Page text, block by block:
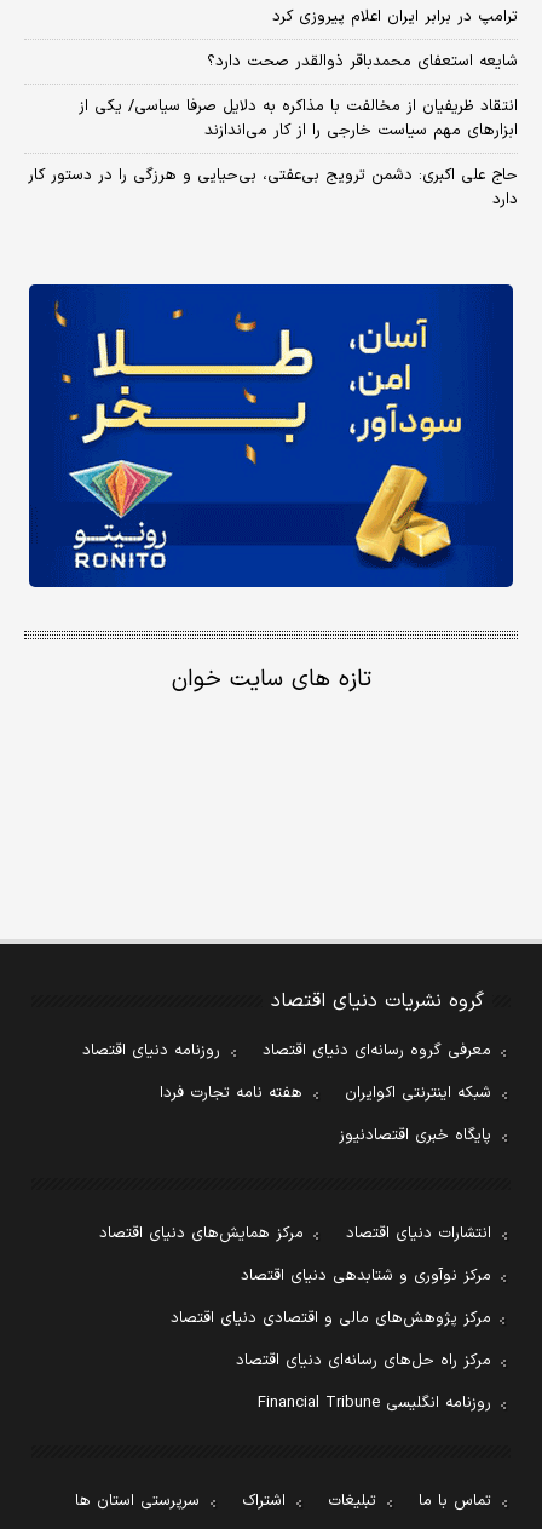
ترامپ در برابر ایران اعلام پیروزی کرد
شایعه استعفای محمدباقر ذوالقدر صحت دارد؟
انتقاد ظریفیان از مخالفت با مذاکره به دلایل صرفا سیاسی/ یکی از
ابزارهای مهم سیاست خارجی را از کار می‌اندازند
حاج علی اکبری: دشمن ترویج بی‌عفتی، بی‌حیایی و هرزگی را در دستور کار
دارد
تازه های سایت خوان
گروه نشریات دنیای اقتصاد
معرفی گروه رسانه‌ای دنیای اقتصاد
روزنامه دنیای اقتصاد
شبکه اینترنتی اکوایران
هفته نامه تجارت فردا
پایگاه خبری اقتصادنیوز
انتشارات دنیای اقتصاد
مرکز همایش‌های دنیای اقتصاد
مرکز نوآوری و شتابدهی دنیای اقتصاد
مرکز پژوهش‌های مالی و اقتصادی دنیای اقتصاد
مرکز راه حل‌های رسانه‌ای دنیای اقتصاد
روزنامه انگلیسی Financial Tribune
تماس با ما تبلیغات اشتراک سرپرستی استان ها